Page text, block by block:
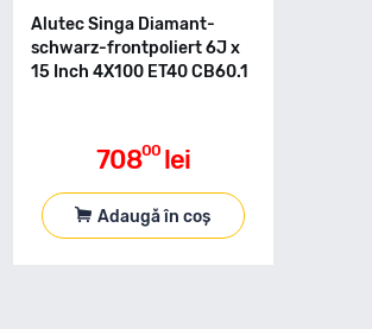
Alutec Singa Diamant-
schwarz-frontpoliert 6J x
15 Inch 4X100 ET40 CB60.1
70800 lei
Adaugă în coș